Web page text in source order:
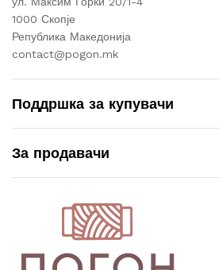
1000 Скопје
Република Македонија
contact@pogon.mk
Поддршка за купувачи
За продавачи